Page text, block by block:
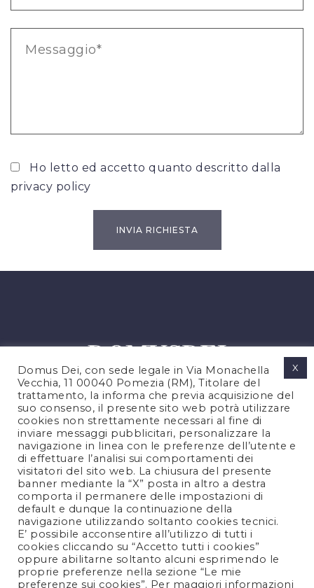
Ho letto ed accetto quanto descritto dalla
privacy policy
PRIVACY POLICY
COOKIES POLICY
NOTE LEGALI
CONTATTACI
FOLLOW US
Domus Dei, con sede legale in Via Monachella
Vecchia, 11 00040 Pomezia (RM), Titolare del
trattamento, la informa che previa acquisizione del
suo consenso, il presente sito web potrà utilizzare
cookies non strettamente necessari al fine di
inviare messaggi pubblicitari, personalizzare la
navigazione in linea con le preferenze dell’utente e
di effettuare l’analisi sui comportamenti dei
visitatori del sito web. La chiusura del presente
banner mediante la “X” posta in altro a destra
comporta il permanere delle impostazioni di
default e dunque la continuazione della
navigazione utilizzando soltanto cookies tecnici.
E’ possibile acconsentire all’utilizzo di tutti i
cookies cliccando su “Accetto tutti i cookies”
oppure abilitarne soltanto alcuni esprimendo le
proprie preferenze nella sezione “Le mie
preferenze sui cookies”. Per maggiori informazioni
X